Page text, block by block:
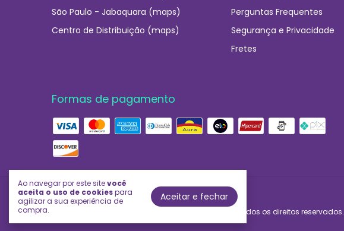
Ao navegar por este sitevocê
aceita o uso de cookiespara
agilizar a sua experiência de
compra.
Aceitar e fechar
São Paulo - Jabaquara (maps)
Centro de Distribuição (maps)
Perguntas Frequentes
Segurança e Privacidade
Fretes
Formas de pagamento
Império das Essências
©2026. Império das Essências - 03706592000230. Todos os direitos reservados.